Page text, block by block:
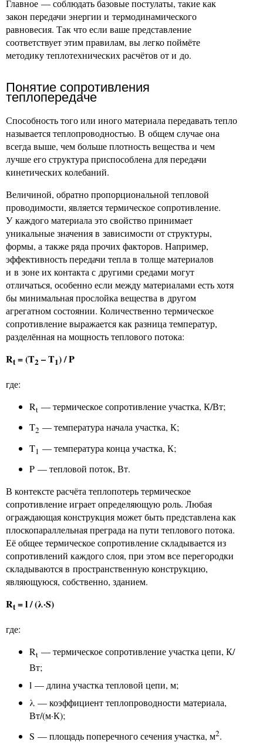
Главное — соблюдать базовые постулаты, такие как
закон передачи энергии и термодинамического
равновесия. Так что если ваше представление
соответствует этим правилам, вы легко поймёте
методику теплотехнических расчётов от и до.
Понятие сопротивления
теплопередаче
Способность того или иного материала передавать тепло
называется теплопроводностью. В общем случае она
всегда выше, чем больше плотность вещества и чем
лучше его структура приспособлена для передачи
кинетических колебаний.
Величиной, обратно пропорциональной тепловой
проводимости, является термическое сопротивление.
У каждого материала это свойство принимает
уникальные значения в зависимости от структуры,
формы, а также ряда прочих факторов. Например,
эффективность передачи тепла в толще материалов
и в зоне их контакта с другими средами могут
отличаться, особенно если между материалами есть хотя
бы минимальная прослойка вещества в другом
агрегатном состоянии. Количественно термическое
сопротивление выражается как разница температур,
разделённая на мощность теплового потока:
Rt = (T2 – T1) / P
где:
Rt — термическое сопротивление участка, К/Вт;
T2 — температура начала участка, К;
T1 — температура конца участка, К;
P — тепловой поток, Вт.
В контексте расчёта теплопотерь термическое
сопротивление играет определяющую роль. Любая
ограждающая конструкция может быть представлена как
плоскопараллельная преграда на пути теплового потока.
Её общее термическое сопротивление складывается из
сопротивлений каждого слоя, при этом все перегородки
складываются в пространственную конструкцию,
являющуюся, собственно, зданием.
Rt = l / (λ·S)
где:
Rt — термическое сопротивление участка цепи, К/
Вт;
l — длина участка тепловой цепи, м;
λ — коэффициент теплопроводности материала,
Вт/(м·К);
S — площадь поперечного сечения участка, м2.